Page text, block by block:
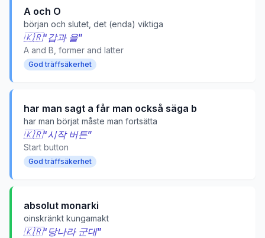
A och O
början och slutet, det (enda) viktiga
🇰🇷“갑과 을”
A and B, former and latter
God träffsäkerhet
har man sagt a får man också säga b
har man börjat måste man fortsätta
🇰🇷“시작 버튼”
Start button
God träffsäkerhet
absolut monarki
oinskränkt kungamakt
🇰🇷“ 당나라 군대”